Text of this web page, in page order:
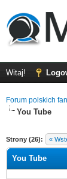
Witaj!
Forum polskich
You Tube
Strony (26): «
You Tube